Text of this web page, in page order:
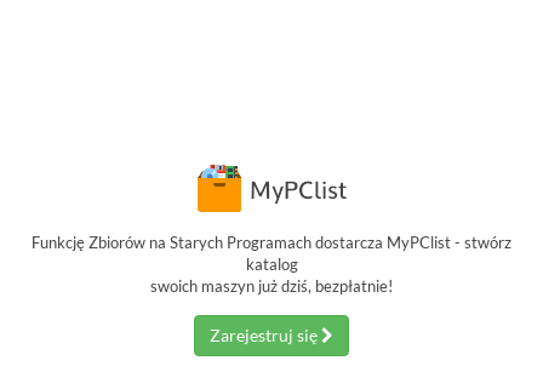
Funkcję Zbiorów na Starych Programach dostarcza MyPClist - stwórz
katalog
swoich maszyn już dziś, bezpłatnie!
Zarejestruj się